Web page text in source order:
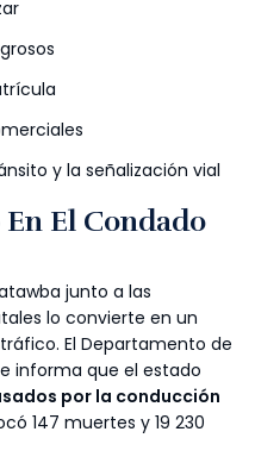
y la señalización vial
El Condado
junto a las
lo convierte en un
El Departamento de
informa que el estado
por la conducción
147 muertes y 19 230